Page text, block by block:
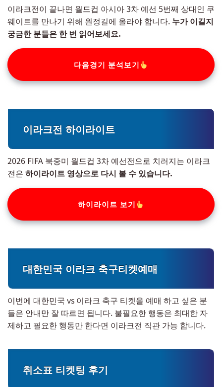
이라크전이 끝나면 월드컵 아시아 3차 예선 5번째 상대인 쿠
웨이트를 만나기 위해 원정길에 올라야 합니다. 누가 이길지
궁금한 분들은 한 번 읽어보세요.
다음경기 분석보기
이라크전 하이라이트
2026 FIFA 북중미 월드컵 3차 예선전으로 치러지는 이라크
전은 하이라이트 영상으로 다시 볼 수 있습니다.
하이라이트 보기
대한민국 이라크 축구티켓예매
이번에 대한민국 vs 이라크 축구 티켓을 예매 하고 싶은 분
들은 안내만 잘 따르면 됩니다. 불필요한 행동은 최대한 자
제하고 필요한 행동만 한다면 이라크전 직관 가능 합니다.
취소표 티켓팅 후기